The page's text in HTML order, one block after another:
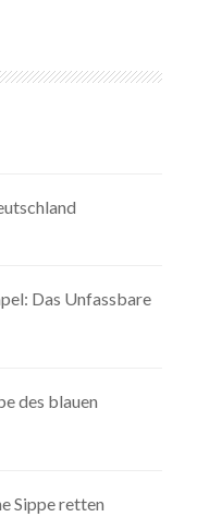
Das Unfassbare
des blauen
Sippe retten